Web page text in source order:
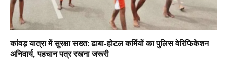
कांवड़ यात्रा में सुरक्षा सख्त: ढाबा-होटल कर्मियों का पुलिस वेरिफिकेशन
अनिवार्य, पहचान पत्र रखना जरूरी